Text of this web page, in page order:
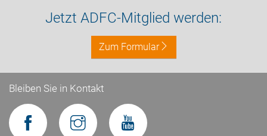
Jetzt ADFC-Mitglied werden:
Zum Formular
Bleiben Sie in Kontakt